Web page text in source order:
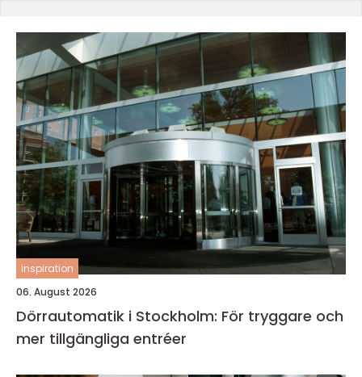
inspiration
06. August 2026
Dörrautomatik i Stockholm: För tryggare och
mer tillgängliga entréer